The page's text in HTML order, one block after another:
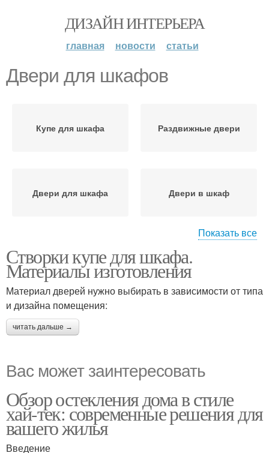
ДИЗАЙН ИНТЕРЬЕРА
главная новости статьи
Двери для шкафов
Купе для шкафа Раздвижные двери
Двери для шкафа Двери в шкаф
Готовые двери
Показать все
Створки купе для шкафа.
Материалы изготовления
Материал дверей нужно выбирать в зависимости от типа
и дизайна помещения:
читать дальше →
Вас может заинтересовать
Обзор остекления дома в стиле
хай-тек: современные решения для
вашего жилья
Введение